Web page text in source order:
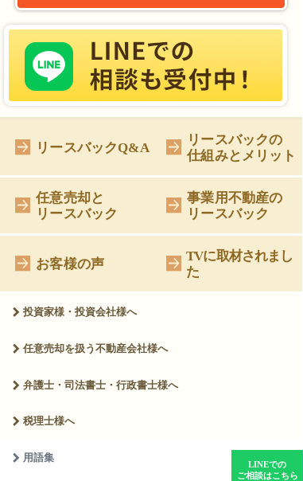
リースバックQ&A
リースバックの
仕組みとメリット
任意売却と
リースバック
事業用不動産の
リースバック
お客様の声
TVに取材されまし
た
投資家様・投資会社様へ
任意売却を扱う不動産会社様へ
弁護士・司法書士・行政書士様へ
税理士様へ
用語集
LINEでの
ご相談はこちら